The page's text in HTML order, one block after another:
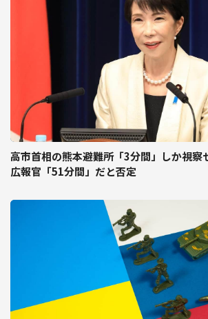
高市首相の熊本避難所「3分間」しか視察
広報官「51分間」だと否定